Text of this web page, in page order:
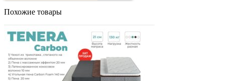
Похожие товары